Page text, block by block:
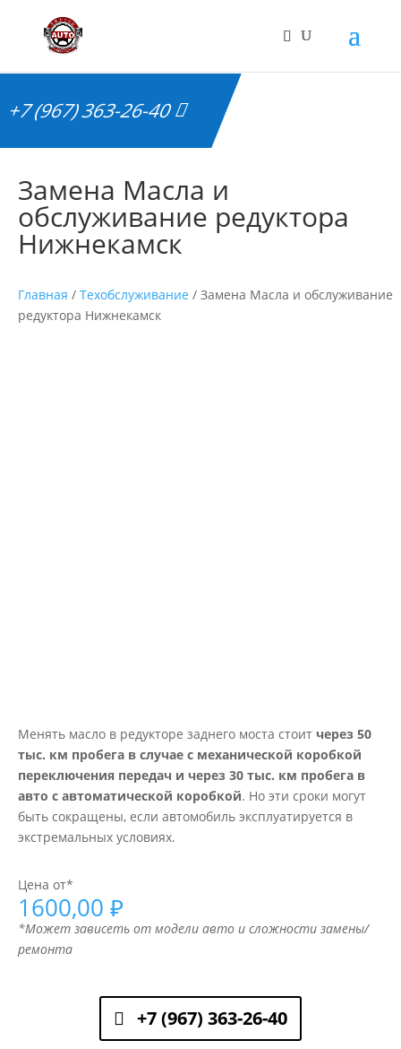
+7 (967) 363-26-40
Замена Масла и
обслуживание редуктора
Нижнекамск
Главная / Техобслуживание / Замена Масла и обслуживание
редуктора Нижнекамск
Менять масло в редукторе заднего моста стоит через 50
тыс. км пробега в случае с механической коробкой
переключения передач и через 30 тыс. км пробега в
авто с автоматической коробкой. Но эти сроки могут
быть сокращены, если автомобиль эксплуатируется в
экстремальных условиях.
Цена от*
1600,00 ₽
*Может зависеть от модели авто и сложности замены/
ремонта
+7 (967) 363-26-40